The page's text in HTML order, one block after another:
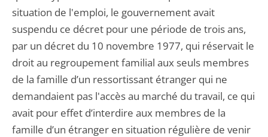
situation de l'emploi, le gouvernement avait
suspendu ce décret pour une période de trois ans,
par un décret du 10 novembre 1977, qui réservait le
droit au regroupement familial aux seuls membres
de la famille d’un ressortissant étranger qui ne
demandaient pas l'accès au marché du travail, ce qui
avait pour effet d’interdire aux membres de la
famille d’un étranger en situation régulière de venir